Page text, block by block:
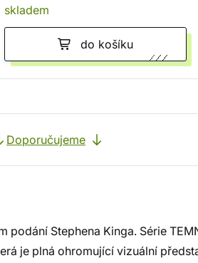
skladem
do košíku
Doporučujeme
Stephena Kinga. Série
je plná ohromující vizuální